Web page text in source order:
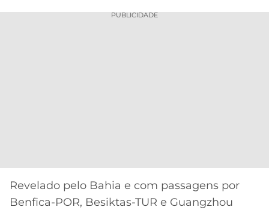
CRUZEIRO
AMERICANAPUBLICIDADE
Revelado pelo Bahia e com passagens por
Benfica-POR, Besiktas-TUR e Guangzhou